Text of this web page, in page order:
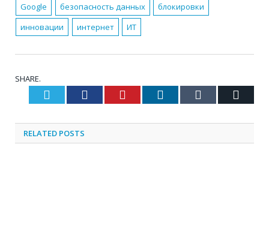
Google безопасность данных
блокировки
инновации
интернет ИТ
SHARE.
Twitter Facebook Pinterest LinkedIn Tumblr
RELATED POSTS